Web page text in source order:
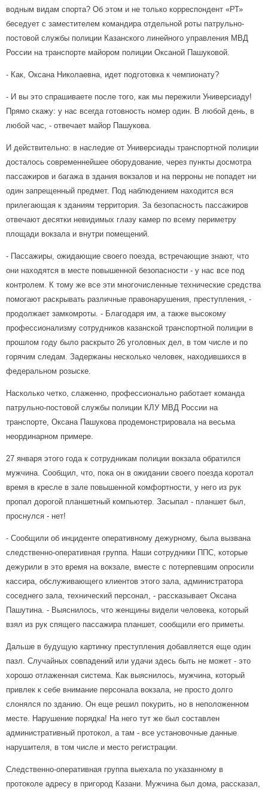
водным видам спорта? Об этом и не только корреспондент «РТ»
беседует с заместителем командира отдельной роты патрульно-
постовой службы полиции Казанского линейного управления МВД
России на транспорте майором полиции Оксаной Пашуковой.
- Как, Оксана Николаевна, идет подготовка к чемпионату?
- И вы это спрашиваете после того, как мы пережили Универсиаду!
Прямо скажу: у нас всегда готовность номер один. В любой день, в
любой час, - отвечает майор Пашукова.
И действительно: в наследие от Универсиады транспортной полиции
досталось современнейшее оборудование, через пункты досмотра
пассажиров и багажа в здания вокзалов и на перроны не попадет ни
один запрещенный предмет. Под наблюдением находится вся
прилегающая к зданиям территория. За безопасность пассажиров
отвечают десятки невидимых глазу камер по всему периметру
площади вокзала и внутри помещений.
- Пассажиры, ожидающие своего поезда, встречающие знают, что
они находятся в месте повышенной безопасности - у нас все под
контролем. К тому же все эти многочисленные технические средства
помогают раскрывать различные правонарушения, преступления, -
продолжает замкомроты. - Благодаря им, а также высокому
профессионализму сотрудников казанской транспортной полиции в
прошлом году было раскрыто 26 уголовных дел, в том числе и по
горячим следам. Задержаны несколько человек, находившихся в
федеральном розыске.
Насколько четко, слаженно, профессионально работает команда
патрульно-постовой службы полиции КЛУ МВД России на
транспорте, Оксана Пашукова продемонстрировала на весьма
неординарном примере.
27 января этого года к сотрудникам полиции вокзала обратился
мужчина. Сообщил, что, пока он в ожидании своего поезда коротал
время в кресле в зале повышенной комфортности, у него из рук
пропал дорогой планшетный компьютер. Засыпал - планшет был,
проснулся - нет!
- Сообщили об инциденте оперативному дежурному, была вызвана
следственно-оперативная группа. Наши сотрудники ППС, которые
дежурили в это время на вокзале, вместе с потерпевшим опросили
кассира, обслуживающего клиентов этого зала, администратора
соседнего зала, технический персонал, - рассказывает Оксана
Пашутина. - Выяснилось, что женщины видели человека, который
взял из рук спящего пассажира планшет, сообщили его приметы.
Дальше в будущую картинку преступления добавляется еще один
пазл. Случайных совпадений или удачи здесь быть не может - это
хорошо отлаженная система. Как выяснилось, мужчина, который
привлек к себе внимание персонала вокзала, не просто долго
слонялся по зданию. Он еще решил покурить, но в неположенном
месте. Нарушение порядка! На него тут же был составлен
административный протокол, а там - все установочные данные
нарушителя, в том числе и место регистрации.
Следственно-оперативная группа выехала по указанному в
протоколе адресу в пригород Казани. Мужчина был дома, рассказал,